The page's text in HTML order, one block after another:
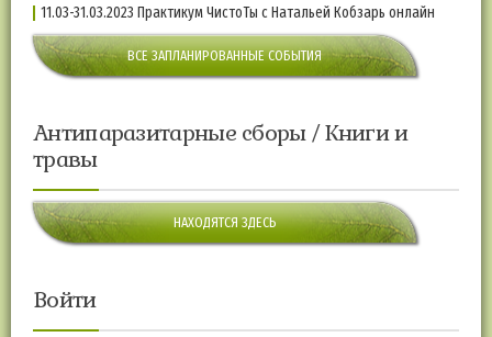
11.03-31.03.2023 Практикум ЧистоТы с Натальей Кобзарь онлайн
ВСЕ ЗАПЛАНИРОВАННЫЕ СОБЫТИЯ
Антипаразитарные сборы / Книги и
травы
НАХОДЯТСЯ ЗДЕСЬ
Войти